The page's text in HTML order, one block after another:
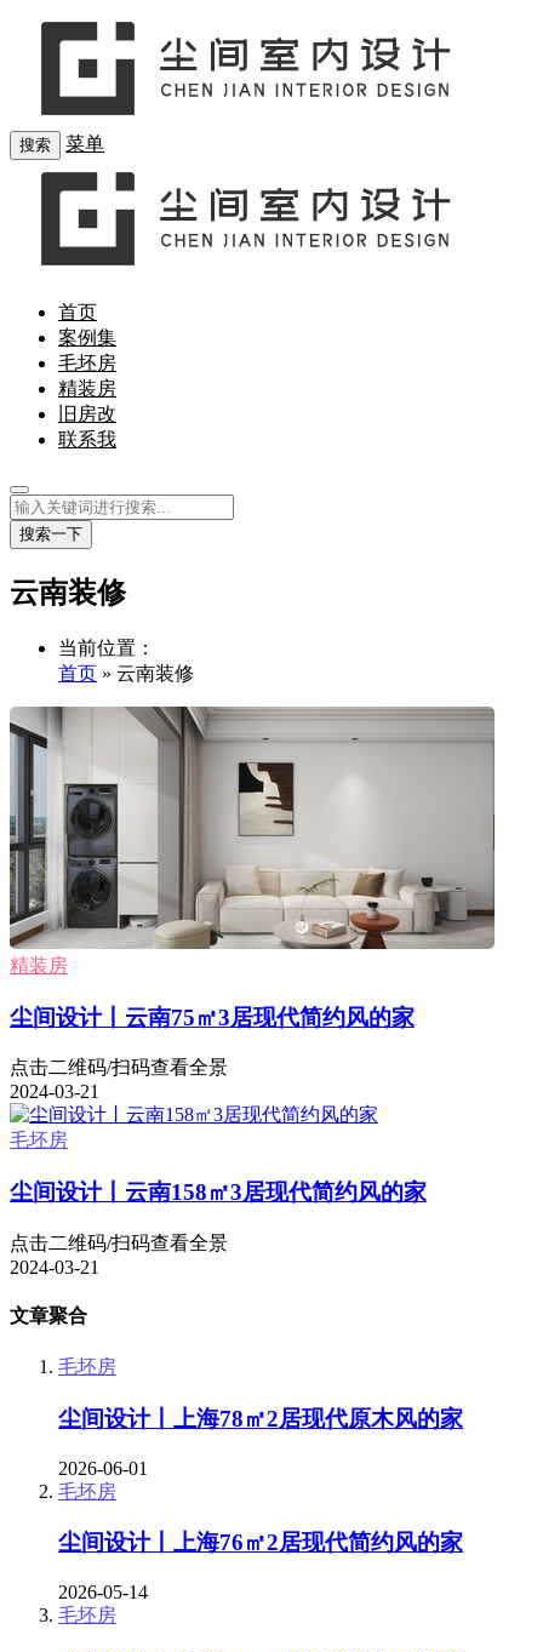
搜索 菜单
首页
案例集
毛坯房
精装房
旧房改
联系我
搜索一下
云南装修
当前位置：
首页 » 云南装修
精装房
尘间设计丨云南75㎡3居现代简约风的家
点击二维码/扫码查看全景
2024-03-21
毛坯房
尘间设计丨云南158㎡3居现代简约风的家
点击二维码/扫码查看全景
2024-03-21
文章聚合
毛坯房
尘间设计丨上海78㎡2居现代原木风的家
2026-06-01
毛坯房
尘间设计丨上海76㎡2居现代简约风的家
2026-05-14
毛坯房